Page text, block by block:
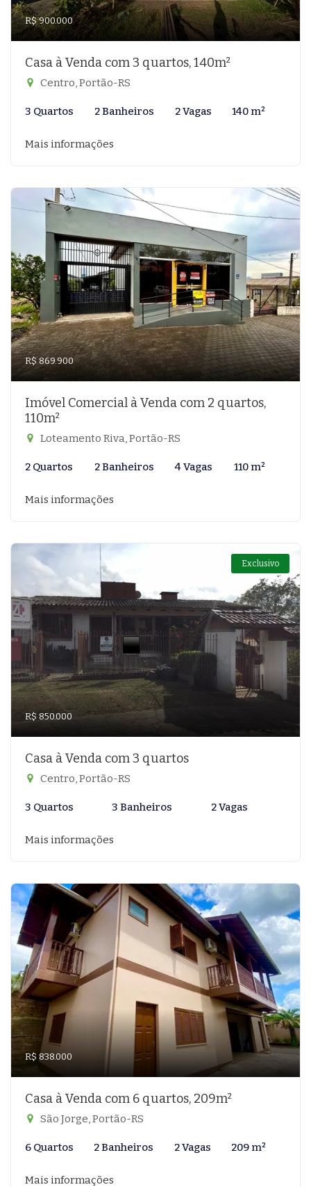
R$ 900.000
Casa à Venda com 3 quartos, 140m²
Centro, Portão-RS
3 Quartos 2 Banheiros 2 Vagas 140 m²
Mais informações
R$ 869.900
Imóvel Comercial à Venda com 2 quartos,
110m²
Loteamento Riva, Portão-RS
2 Quartos 2 Banheiros 4 Vagas 110 m²
Mais informações
Exclusivo
R$ 850.000
Casa à Venda com 3 quartos
Centro, Portão-RS
3 Quartos 3 Banheiros 2 Vagas
Mais informações
R$ 838.000
Casa à Venda com 6 quartos, 209m²
São Jorge, Portão-RS
6 Quartos 2 Banheiros 2 Vagas 209 m²
Mais informações